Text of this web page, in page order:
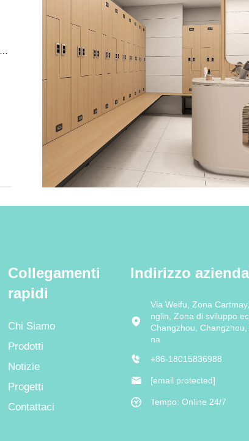
Collegamenti
rapidi
Chi Siamo
Prodotti
Notizie
Progetti
Contattaci
Indirizzo
Via Weifu, Zona
nglin, Zona di sviluppo
Changzhou, Changzhou,
na
+86-18015836988
[email protected]
Tempo: Online 24/7